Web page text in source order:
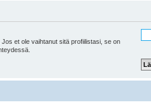
et ole vaihtanut sitä profiilistasi, se on